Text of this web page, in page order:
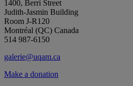
1400, Berri Street
Judith-Jasmin Building
Room J-R120
Montréal (QC) Canada
514 987-6150
galerie@uqam.ca
Make a donation